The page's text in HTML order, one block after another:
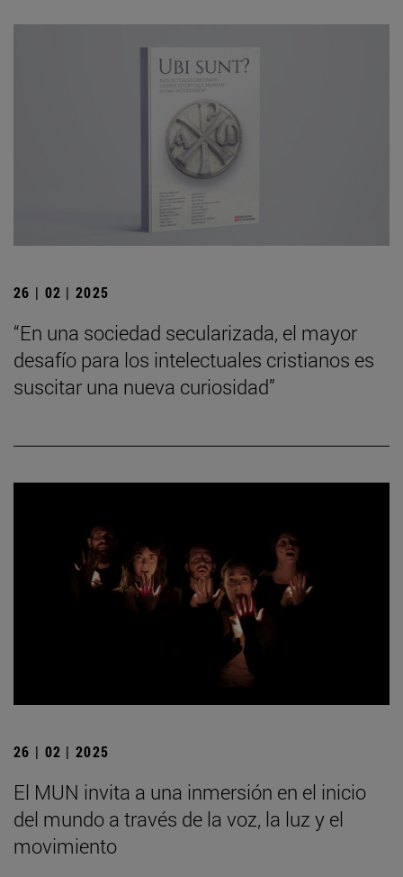
26 | 02 | 2025
“En una sociedad secularizada, el mayor
desafío para los intelectuales cristianos es
suscitar una nueva curiosidad”
26 | 02 | 2025
El MUN invita a una inmersión en el inicio
del mundo a través de la voz, la luz y el
movimiento